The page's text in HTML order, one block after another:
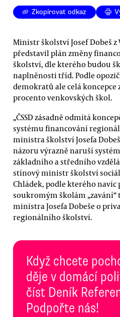
Zkopírovat odkaz
Ministr školství Josef Dobeš
představil plán změny
školství, dle kterého budou
naplněnosti tříd. Podle
demokratů ale celá
procento venkovských škol.
„ČSSD zásadně odmítá
systému financování
ministra školství Josefa
názoru výrazně naruší
základního a středního
stínový ministr školství
Chládek, podle kterého
soukromým školám „zavání“
ministra Josefa Dobeše o
regionálního školství.
Když chcete
děje v domácí
číst Deník
Podpořte nás!